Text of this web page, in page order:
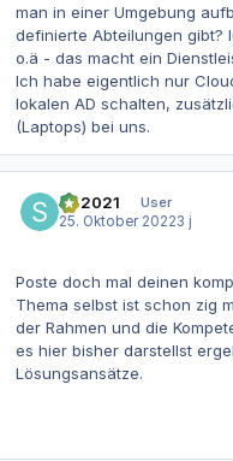
man in einer Umgebung
definierte Abteilungen gibt?
o.ä - das macht ein
Ich habe eigentlich nur
lokalen AD schalten,
(Laptops) bei uns.
SR2021
User
25. Oktober 20223 j
Poste doch mal deinen
Thema selbst ist schon zig
der Rahmen und die
es hier bisher darstellst
Lösungsansätze.